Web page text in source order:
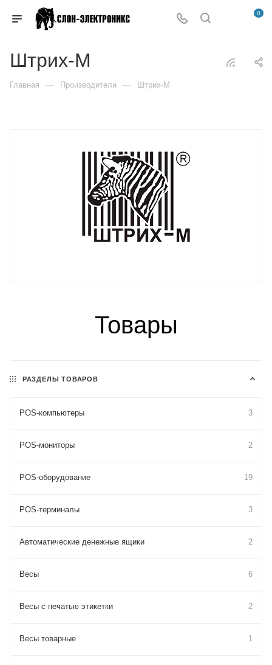
0
Штрих-М
Главная — Производители — Штрих-М
Товары
РАЗДЕЛЫ ТОВАРОВ
POS-компьютеры 3
POS-мониторы 2
POS-оборудование 19
POS-терминалы 3
Автоматические денежные ящики 2
Весы 6
Весы с печатью этикетки 2
Весы товарные 1